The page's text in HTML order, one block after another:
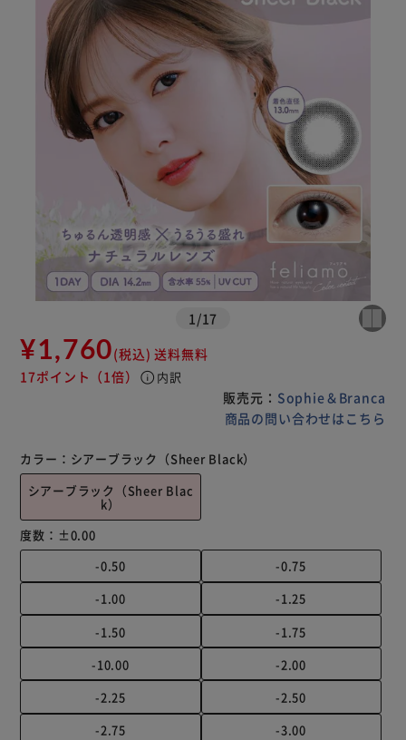
1 /17
¥1,760(税込) 送料無料
17ポイント （1倍） info 内訳
販売元： Sophie＆Branca
商品の問い合わせはこちら
カラー： シアーブラック（Sheer Black）
シアーブラック（Sheer Blac
k）
度数： ±0.00
-0.50
-0.75
-1.00
-1.25
-1.50
-1.75
-10.00
-2.00
-2.25
-2.50
-2.75
-3.00